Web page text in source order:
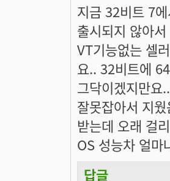
지금 32비트 7
출시되지 않아
VT기능없는 셀
요.. 32비트에
그닥이겠지만요
잘못잡아서 지
받는데 오래 걸
OS 성능차 얼마
답글